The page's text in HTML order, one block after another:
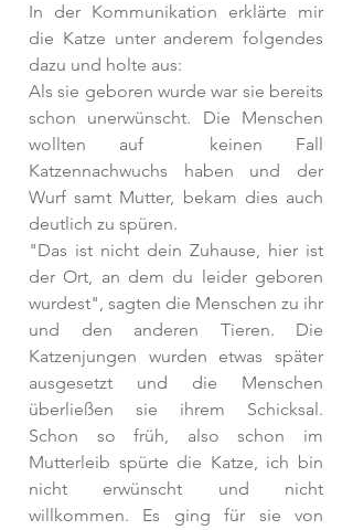
In der Kommunikation erklärte mir
die Katze unter anderem folgendes
dazu und holte aus:
Als sie geboren wurde war sie bereits
schon unerwünscht. Die Menschen
wollten auf  keinen Fall
Katzennachwuchs haben und der
Wurf samt Mutter, bekam dies auch
deutlich zu spüren.
"Das ist nicht dein Zuhause, hier ist
der Ort, an dem du leider geboren
wurdest", sagten die Menschen zu ihr
und den anderen Tieren. Die
Katzenjungen wurden etwas später
ausgesetzt und die Menschen
überließen sie ihrem Schicksal.
Schon so früh, also schon im
Mutterleib spürte die Katze, ich bin
nicht erwünscht und nicht
willkommen. Es ging für sie von